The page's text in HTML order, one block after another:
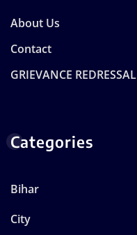
About Us
Contact
GRIEVANCE REDRESSAL
Categories
Bihar
City